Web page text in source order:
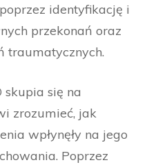
identyfikację i
przekonań oraz
traumatycznych.
skupia się na
zrozumieć, jak
wpłynęły na jego
Poprzez